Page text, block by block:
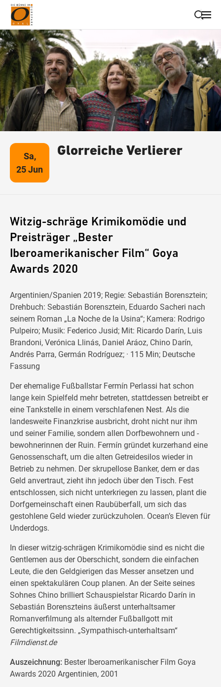
Suche schließen
Wegbeschreibung erhalten
Sa,
25 Jun
Glorreiche Verlierer
Witzig-schräge Krimikomödie und
Preisträger „Bester
Iberoamerikanischer Film“ Goya
Awards 2020
Argentinien/Spanien 2019; Regie: Sebastián Borensztein;
Drehbuch: Sebastián Borensztein, Eduardo Sacheri nach
seinem Roman „La Noche de la Usina“; Kamera: Rodrigo
Pulpeiro; Musik: Federico Jusid; Mit: Ricardo Darín, Luis
Brandoni, Verónica Llinás, Daniel Aráoz, Chino Darín,
Andrés Parra, Germán Rodríguez; · 115 Min; Deutsche
Fassung
Der ehemalige Fußballstar Fermín Perlassi hat schon
lange kein Spielfeld mehr betreten, stattdessen betreibt er
eine Tankstelle in einem verschlafenen Nest. Als die
landesweite Finanzkrise ausbricht, droht nicht nur ihm
und seiner Familie, sondern allen Dorfbewohnern und -
bewohnerinnen der Ruin. Fermín gründet kurzerhand eine
Genossenschaft, um die alten Getreidesilos wieder in
Betrieb zu nehmen. Der skrupellose Banker, dem er das
Geld anvertraut, zieht ihn jedoch über den Tisch. Fest
entschlossen, sich nicht unterkriegen zu lassen, plant die
Dorfgemeinschaft einen Raubüberfall, um sich das
gestohlene Geld wieder zurückzuholen. Ocean’s Eleven für
Underdogs.
In dieser witzig-schrägen Krimikomödie sind es nicht die
Gentlemen aus der Oberschicht, sondern die einfachen
Leute, die den Geldgierigen das Messer ansetzen und
einen spektakulären Coup planen. An der Seite seines
Sohnes Chino brilliert Schauspielstar Ricardo Darín in
Sebastián Borenszteins äußerst unterhaltsamer
Romanverfilmung als alternder Fußballgott mit
Gerechtigkeitssinn. „Sympathisch-unterhaltsam“
Filmdienst.de
Auszeichnung: Bester Iberoamerikanischer Film Goya
Awards 2020 Argentinien, 2001